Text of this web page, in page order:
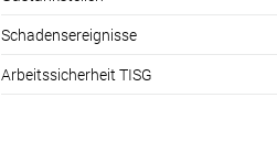
Schadensereignisse
Arbeitssicherheit TISG